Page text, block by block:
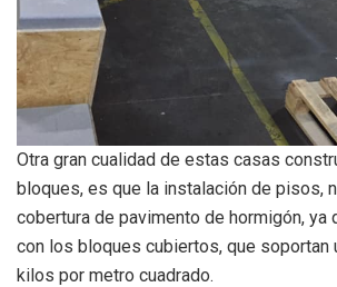
Otra gran cualidad de estas casas
bloques, es que la instalación de pisos,
cobertura de pavimento de hormigón, ya
con los bloques cubiertos, que soportan
kilos por metro cuadrado.